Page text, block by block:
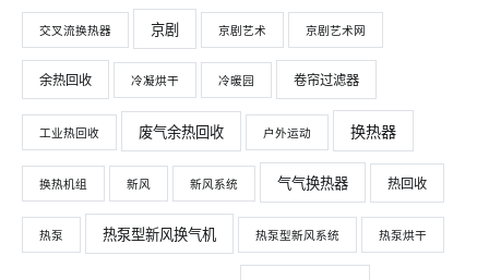
交叉流换热器 京剧 京剧艺术 京剧艺术网
余热回收 冷凝烘干 冷暖园 卷帘过滤器
工业热回收 废气余热回收 户外运动 换热器
换热机组 新风 新风系统 气气换热器 热回收
热泵 热泵型新风换气机 热泵型新风系统 热泵烘干